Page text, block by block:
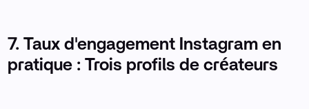
7. Taux d'engagement Instagram en
pratique : Trois profils de créateurs